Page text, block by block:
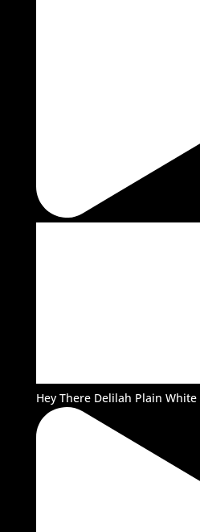
Hey There Delilah Plain